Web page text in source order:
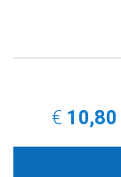
€ 10,80